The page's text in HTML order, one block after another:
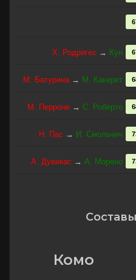
Х. Родригес → Кун
М. Батурина→ М. Какерет
М. Перроне → С. Роберто
Н. Пас → И. Смольчич
А. Дувикас → А. Морено
Комо